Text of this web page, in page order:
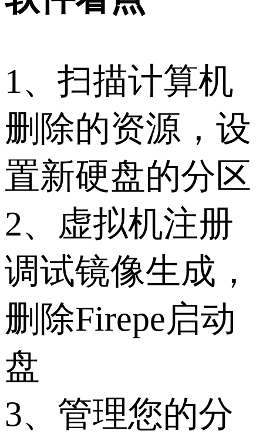
1、扫描计算机
删除的资源，设
置新硬盘的分区
2、虚拟机注册
调试镜像生成，
删除Firepe启动
盘
3、管理您的分